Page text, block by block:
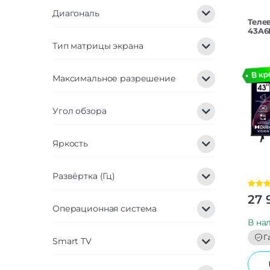
Оценка
4.00из
27
В
Диагональ
Тип матрицы экрана
Максимальное разрешение
Угол обзора
Яркость
Развёртка (Гц)
Операционная система
Smart TV